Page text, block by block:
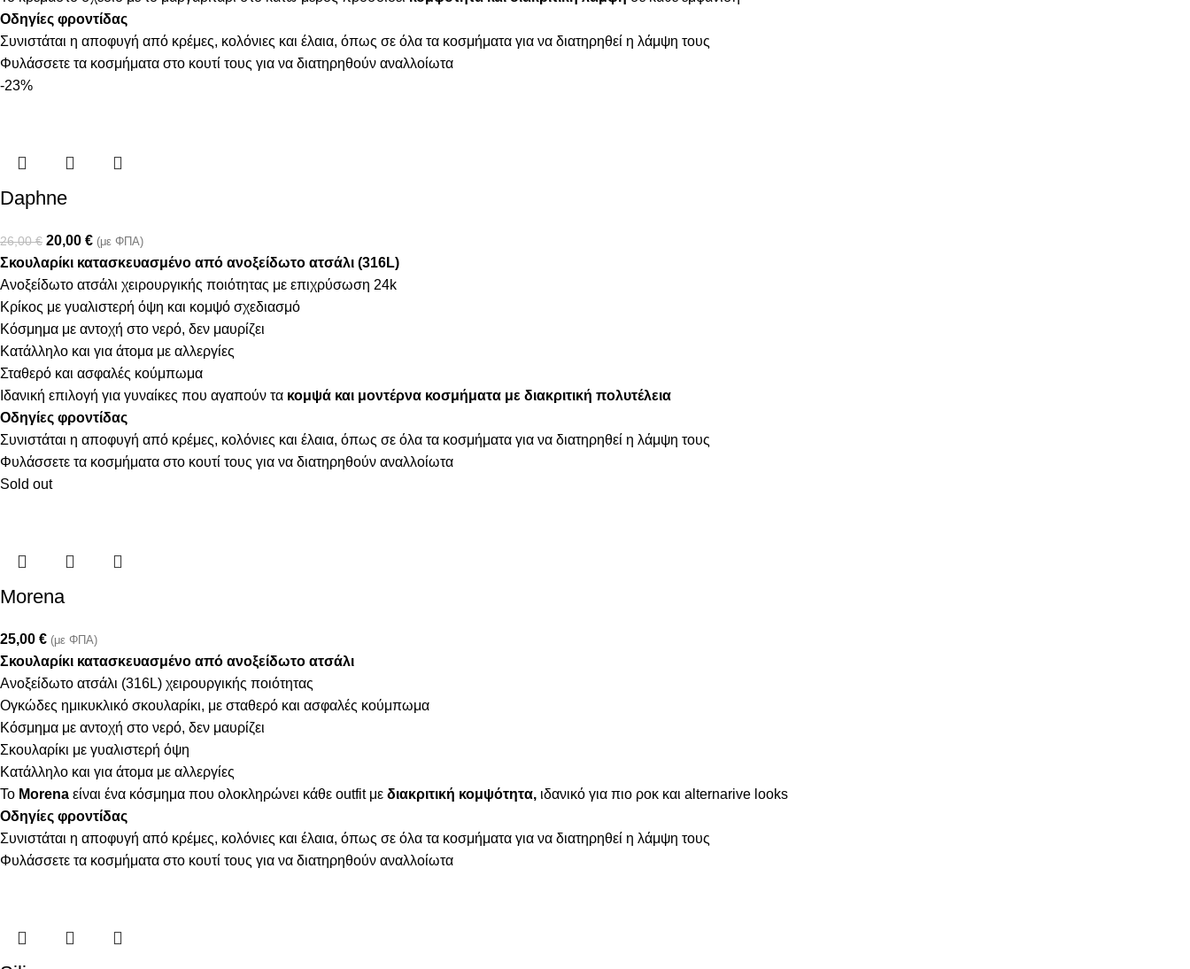
Οδηγίες φροντίδας
Συνιστάται η αποφυγή από κρέμες, κολόνιες και έλαια, όπως σε όλα τα κοσμήματα για να διατηρηθεί η λάμψη τους
Φυλάσσετε τα κοσμήματα στο κουτί τους για να διατηρηθούν αναλλοίωτα
-23%
Daphne
26,00€ 20,00 € (με ΦΠΑ)
Σκουλαρίκι κατασκευασμένο από ανοξείδωτο ατσάλι (316L)
Ανοξείδωτο ατσάλι χειρουργικής ποιότητας με επιχρύσωση 24k
Κρίκος με γυαλιστερή όψη και κομψό σχεδιασμό
Κόσμημα με αντοχή στο νερό, δεν μαυρίζει
Κατάλληλο και για άτομα με αλλεργίες
Σταθερό και ασφαλές κούμπωμα
Ιδανική επιλογή για γυναίκες που αγαπούν τα κομψά και μοντέρνα κοσμήματα με διακριτική πολυτέλεια
Οδηγίες φροντίδας
Συνιστάται η αποφυγή από κρέμες, κολόνιες και έλαια, όπως σε όλα τα κοσμήματα για να διατηρηθεί η λάμψη τους
Φυλάσσετε τα κοσμήματα στο κουτί τους για να διατηρηθούν αναλλοίωτα
Sold out
Morena
25,00 € (με ΦΠΑ)
Σκουλαρίκι κατασκευασμένο από ανοξείδωτο ατσάλι
Ανοξείδωτο ατσάλι (316L) χειρουργικής ποιότητας
Ογκώδες ημικυκλικό σκουλαρίκι, με σταθερό και ασφαλές κούμπωμα
Κόσμημα με αντοχή στο νερό, δεν μαυρίζει
Σκουλαρίκι με γυαλιστερή όψη
Κατάλληλο και για άτομα με αλλεργίες
Το Morena είναι ένα κόσμημα που ολοκληρώνει κάθε outfit με διακριτική κομψότητα, ιδανικό για πιο ροκ και alternarive looks
Οδηγίες φροντίδας
Συνιστάται η αποφυγή από κρέμες, κολόνιες και έλαια, όπως σε όλα τα κοσμήματα για να διατηρηθεί η λάμψη τους
Φυλάσσετε τα κοσμήματα στο κουτί τους για να διατηρηθούν αναλλοίωτα